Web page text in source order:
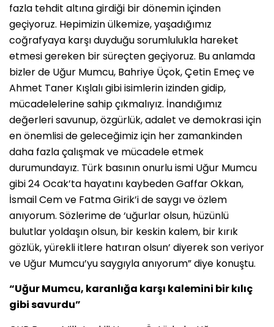
fazla tehdit altına girdiği bir dönemin içinden
geçiyoruz. Hepimizin ülkemize, yaşadığımız
coğrafyaya karşı duyduğu sorumlulukla hareket
etmesi gereken bir süreçten geçiyoruz. Bu anlamda
bizler de Uğur Mumcu, Bahriye Üçok, Çetin Emeç ve
Ahmet Taner Kışlalı gibi isimlerin izinden gidip,
mücadelelerine sahip çıkmalıyız. İnandığımız
değerleri savunup, özgürlük, adalet ve demokrasi için
en önemlisi de geleceğimiz için her zamankinden
daha fazla çalışmak ve mücadele etmek
durumundayız. Türk basının onurlu ismi Uğur Mumcu
gibi 24 Ocak’ta hayatını kaybeden Gaffar Okkan,
İsmail Cem ve Fatma Girik’i de saygı ve özlem
anıyorum. Sözlerime de ‘uğurlar olsun, hüzünlü
bulutlar yoldaşın olsun, bir keskin kalem, bir kırık
gözlük, yürekli itlere hatıran olsun’ diyerek son veriyor
ve Uğur Mumcu’yu saygıyla anıyorum” diye konuştu.
“Uğur Mumcu, karanlığa karşı kalemini bir kılıç
gibi savurdu”